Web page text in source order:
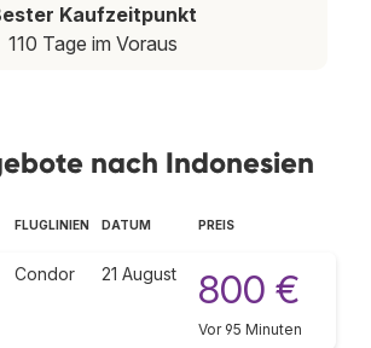
Kaufzeitpunkt
110 Tage im Voraus
nach Indonesien
FLUGLINIEN DATUM PREIS
Condor 21 August 800 €
Vor 95 Minuten